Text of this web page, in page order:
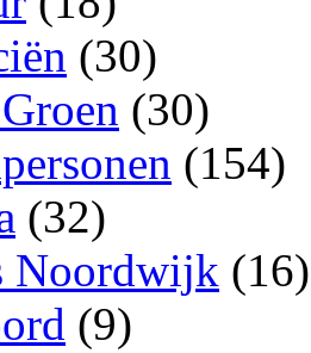
(30)
(30)
(154)
(32)
Noordwijk (16)
(9)